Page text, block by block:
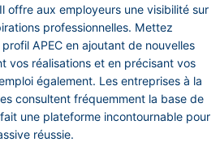
offre aux employeurs une visibilité sur
professionnelles. Mettez
APEC en ajoutant de nouvelles
vos réalisations et en précisant vos
également. Les entreprises à la
consultent fréquemment la base de
une plateforme incontournable pour
réussie.